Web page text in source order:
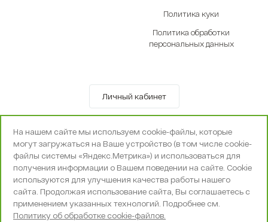
Политика куки
Политика обработки
персональных данных
Личный кабинет
© OOO «Экселенте» 2010-2026 г.
Политика конфиденциальности
Поддержка и сопровождение -Вебпространство
На нашем сайте мы используем cookie-файлы, которые
могут загружаться на Ваше устройство (в том числе cookie-
файлы системы «Яндекс.Метрика») и использоваться для
получения информации о Вашем поведении на сайте. Cookie
используются для улучшения качества работы нашего
сайта. Продолжая использование сайта, Вы соглашаетесь с
применением указанных технологий. Подробнее см.
Политику об обработке cookie-файлов.